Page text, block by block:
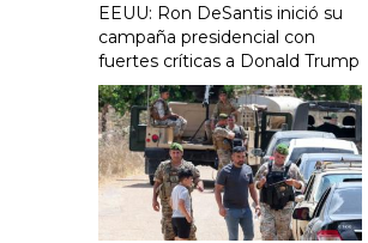
EEUU: Ron DeSantis inició su
campaña presidencial con
fuertes críticas a Donald Trump